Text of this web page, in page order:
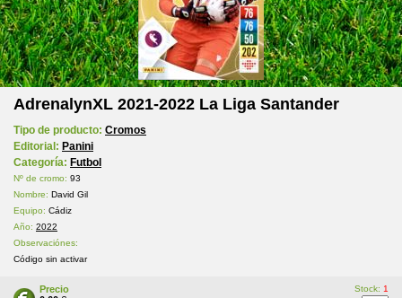
AdrenalynXL 2021-2022 La Liga Santander
Tipo de producto: Cromos
Editorial: Panini
Categoría: Futbol
Nº de cromo: 93
Nombre: David Gil
Equipo: Cádiz
Año: 2022
Observaciónes:
Código sin activar
Precio
Stock: 1